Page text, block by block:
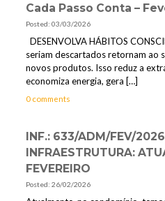
Cada Passo Conta –
Posted: 03/03/2026
DESENVOLVA HÁBITOS
seriam descartados retornam ao
novos produtos. Isso reduz a
economiza energia, gera […]
0 comments
INF.: 633/ADM/FEV/
INFRAESTRUTURA:
FEVEREIRO
Posted: 26/02/2026